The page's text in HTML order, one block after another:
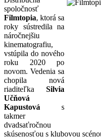
spoločnosť
Filmtopia, ktorá sa
roky sústredila na
náročnejšiu
kinematografiu,
vstúpila do nového
roku 2020 po
novom. Vedenia sa
chopila nová
riaditeľka Silvia
Učňová
Kapustová s
takmer
dvadsaťročnou
skúsenosťou s klubovou